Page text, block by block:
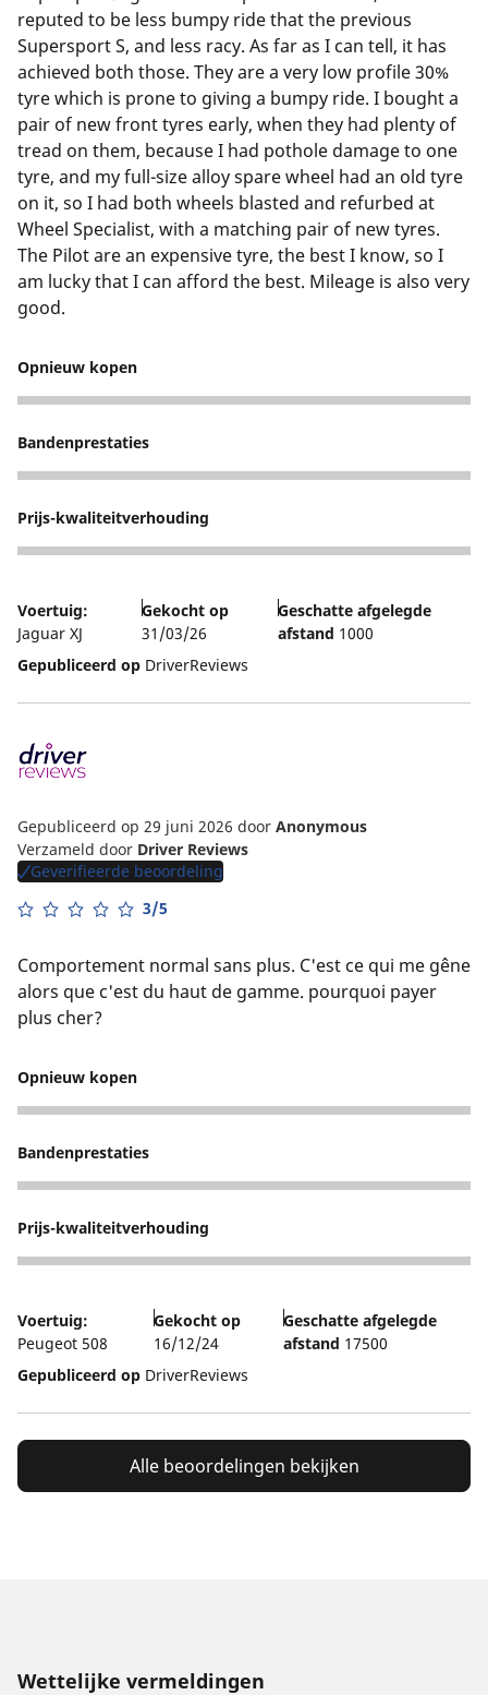
reputed to be less bumpy ride that the previous
Supersport S, and less racy. As far as I can tell, it has
achieved both those. They are a very low profile 30%
tyre which is prone to giving a bumpy ride. I bought a
pair of new front tyres early, when they had plenty of
tread on them, because I had pothole damage to one
tyre, and my full-size alloy spare wheel had an old tyre
on it, so I had both wheels blasted and refurbed at
Wheel Specialist, with a matching pair of new tyres.
The Pilot are an expensive tyre, the best I know, so I
am lucky that I can afford the best. Mileage is also very
good.
Opnieuw kopen
5
Bandenprestaties
4
Prijs-kwaliteitverhouding
4
Voertuig:
Jaguar XJ
Gekocht op
31/03/26
Geschatte afgelegde
afstand 1000
Gepubliceerd op DriverReviews
Gepubliceerd op 29 juni 2026 door Anonymous
Verzameld door Driver Reviews
Geverifieerde beoordeling
3/5
Comportement normal sans plus. C'est ce qui me gêne
alors que c'est du haut de gamme. pourquoi payer
plus cher?
Opnieuw kopen
4
Bandenprestaties
4
Prijs-kwaliteitverhouding
2
Voertuig:
Peugeot 508
Gekocht op
16/12/24
Geschatte afgelegde
afstand 17500
Gepubliceerd op DriverReviews
Alle beoordelingen bekijken
Wettelijke vermeldingen